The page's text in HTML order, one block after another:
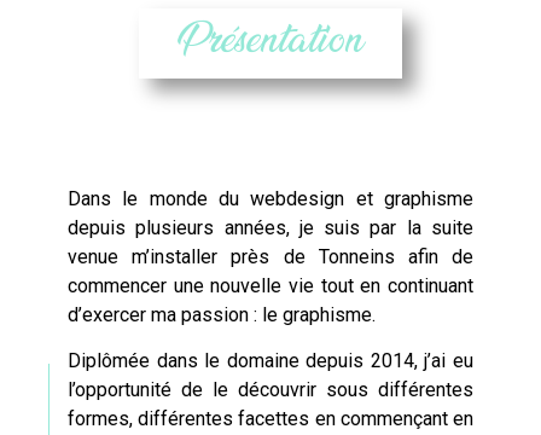
Présentation
Dans le monde duwebdesign et graphisme
depuis plusieurs années, je suis par la suite
venue m’installer près de Tonneins afin de
commencer une nouvelle vie tout en continuant
d’exercer ma passion : le graphisme.
Diplômée dans le domaine depuis 2014, j’ai eu
l’opportunité de le découvrir sous différentes
formes, différentes facettes en commençant en